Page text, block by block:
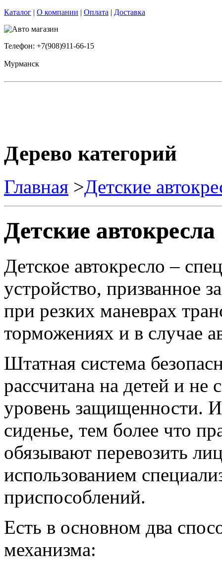
Каталог | О компании | Оплата | Доставка
Телефон: +7(908)911-66-15
Мурманск
Дерево категорий
Главная >Детские
Детские автокресла
Детское автокресло –
устройство, призванное
при резких маневрах
торможениях и в случае
Штатная система
рассчитана на детей и
уровень защищенности.
сиденье, тем более что
обязывают перевозить
использованием
приспособлений.
Есть в основном два
механизма: